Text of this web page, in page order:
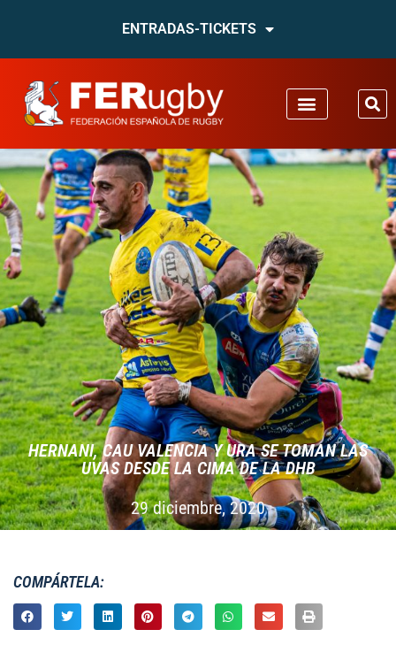
ENTRADAS-TICKETS
HERNANI, CAU VALENCIA Y URA SE TOMAN LAS
UVAS DESDE LA CIMA DE LA DHB
29 diciembre, 2020
COMPÁRTELA: